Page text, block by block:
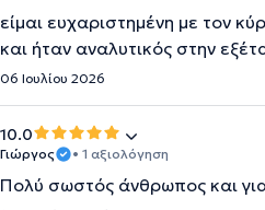
είμαι ευχαριστημένη με τον
και ήταν αναλυτικός στην
06 Ιουλίου 2026
10.0
Γιώργος • 1 αξιολόγηση
Πολύ σωστός άνθρωπος και